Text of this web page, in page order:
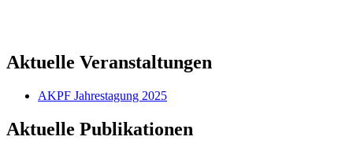
Aktuelle Veranstaltungen
AKPF Jahrestagung 2025
Aktuelle Publikationen